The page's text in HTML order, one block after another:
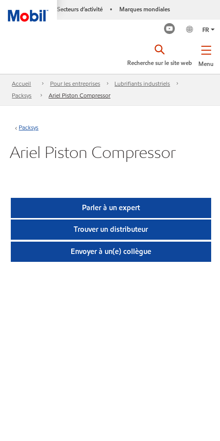
Secteurs d’activité • Marques mondiales
FR
Menu
Recherche sur le site web
Accueil Pour les entreprises
Lubrifiants industriels
Packsys
Ariel Piston Compressor
Packsys
Ariel Piston Compressor
Parler à un expert
Trouver un distributeur
Envoyer à un(e) collègue